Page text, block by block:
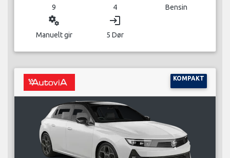
9 4 Bensin
miscellaneous_services
Manuelt gir
login
5 Dør
KOMPAKT